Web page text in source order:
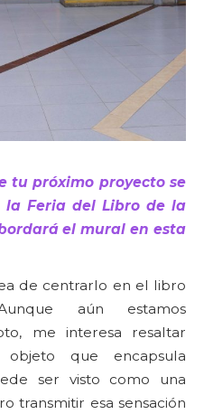
tu próximo proyecto se
Feria del Libro de la
el mural en esta
de centrarlo en el libro
aún estamos
me interesa resaltar
que encapsula
ser visto como una
transmitir esa sensación